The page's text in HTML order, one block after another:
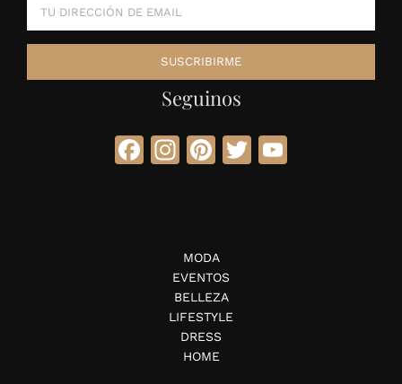
Seguinos
Facebook
Instagram
Pinterest
Twitter
MODA
EVENTOS
BELLEZA
LIFESTYLE
DRESS
HOME